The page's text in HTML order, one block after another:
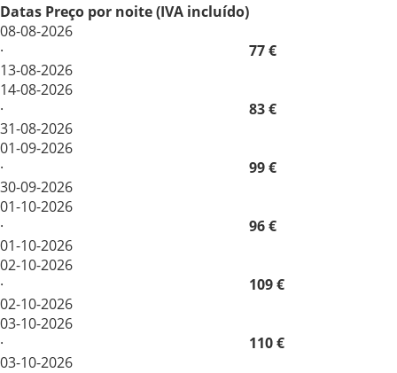
Datas Preço por noite (IVA incluído)
08-08-2026
·
13-08-2026
77 €
14-08-2026
·
31-08-2026
83 €
01-09-2026
·
30-09-2026
99 €
01-10-2026
·
01-10-2026
96 €
02-10-2026
·
02-10-2026
109 €
03-10-2026
·
03-10-2026
110 €